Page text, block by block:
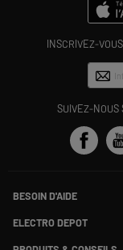
INSCRIVEZ-
SUIVEZ-NOUS
BESOIN D'AIDE
Contactez-nous
Suivre ma commande
Modifier ou annuler ma
ELECTRO DEPOT